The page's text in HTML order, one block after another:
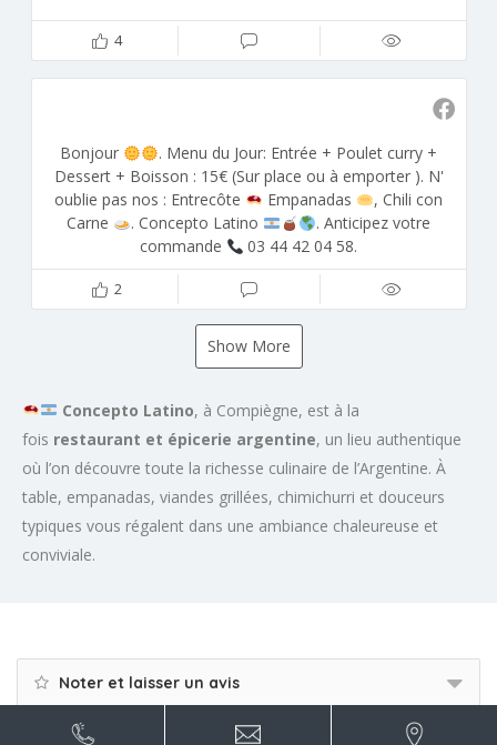
4
Bonjour
. Menu du Jour: Entrée + Poulet curry +
Dessert + Boisson : 15€ (Sur place ou à emporter ). N'
oublie pas nos : Entrecôte
Empanadas
, Chili con
Carne
. Concepto Latino
. Anticipez votre
commande
03 44 42 04 58.
2
Show More
Concepto Latino, à Compiègne, est à la
fois restaurant et épicerie argentine, un lieu authentique
où l’on découvre toute la richesse culinaire de l’Argentine. À
table, empanadas, viandes grillées, chimichurri et douceurs
typiques vous régalent dans une ambiance chaleureuse et
conviviale.
Noter et laisser un avis